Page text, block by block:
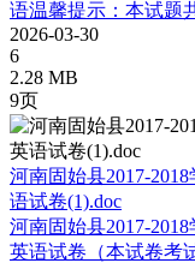
语温馨提示：本试题
2026-03-30
6
2.28 MB
9页
河南固始县2017-
语试卷(1).doc
河南固始县2017-
英语试卷（本试卷考